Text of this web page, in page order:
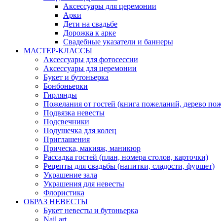
Аксессуары для церемонии
Арки
Дети на свадьбе
Дорожка к арке
Свадебные указатели и баннеры
МАСТЕР-КЛАССЫ
Аксессуары для фотосессии
Аксессуары для церемонии
Букет и бутоньерка
Бонбоньерки
Гирлянды
Пожелания от гостей (книга пожеланий, дерево
Подвязка невесты
Подсвечники
Подушечка для колец
Приглашения
Прическа, макияж, маникюр
Рассадка гостей (план, номера столов, карточки)
Рецепты для свадьбы (напитки, сладости, фуршет)
Украшение зала
Украшения для невесты
Флористика
ОБРАЗ НЕВЕСТЫ
Букет невесты и бутоньерка
Nail art